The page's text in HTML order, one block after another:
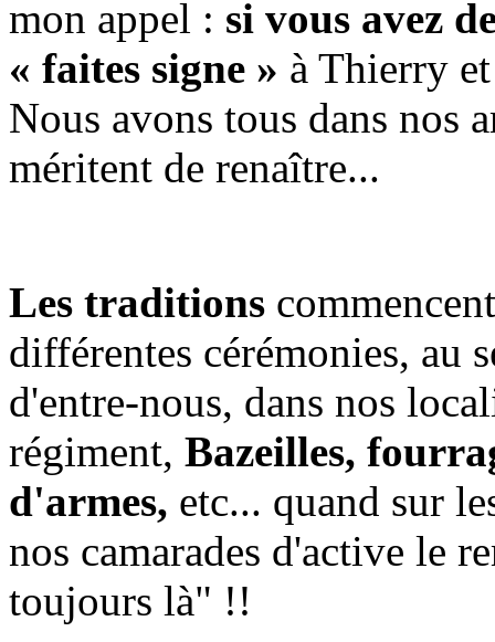
mon appel : si vous avez
« faites signe » à Thierry
Nous avons tous dans nos
méritent de renaître...
Les traditions
différentes cérémonies, au
d'entre-nous, dans nos
régiment, Bazeilles,
d'armes, etc... quand sur
nos camarades d'active le
toujours là" !!